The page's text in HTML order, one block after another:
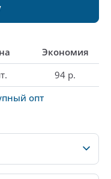
Экономия
94 р.
опт